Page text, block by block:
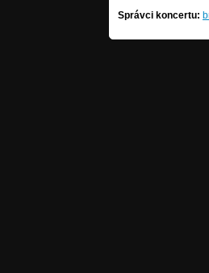
Správci koncertu: